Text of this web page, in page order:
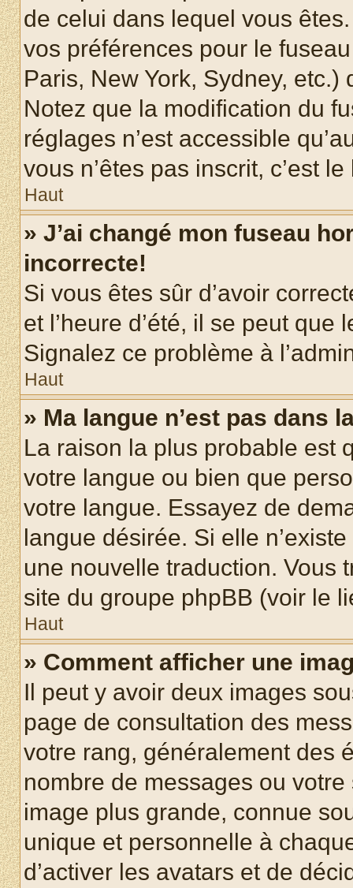
de celui dans lequel vous
vos préférences pour le
Paris, New York, Sydney, etc.)
Notez que la modification du
réglages n’est accessible
vous n’êtes pas inscrit, c’est
Haut
» J’ai changé mon fuseau
incorrecte!
Si vous êtes sûr d’avoir
et l’heure d’été, il se peut que
Signalez ce problème à
Haut
» Ma langue n’est pas dans
La raison la plus probable est
votre langue ou bien que
votre langue. Essayez de
langue désirée. Si elle
une nouvelle traduction. Vous
site du groupe phpBB (voir le
Haut
» Comment afficher une
Il peut y avoir deux images
page de consultation des
votre rang, généralement des
nombre de messages ou
image plus grande, connue
unique et personnelle à
d’activer les avatars et de